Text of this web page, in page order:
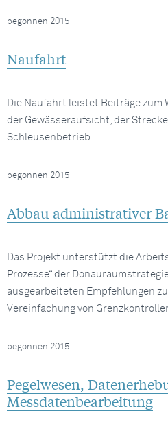
Naufahrt
begonnen 2015
Die Naufahrt leistet Beiträge zum
der Gewässeraufsicht, der
Schleusenbetrieb.
Abbau administrativer
begonnen 2015
Das Projekt unterstützt die
Prozesse“ der
ausgearbeiteten Empfehlungen
Vereinfachung von
Pegelwesen,
Messdatenbearbeitung
begonnen 2015